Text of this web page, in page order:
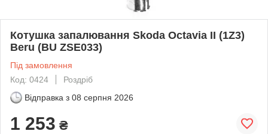
Котушка запалювання Skoda Octavia II (1Z3)
Beru (BU ZSE033)
Під замовлення
Код: 0424
Роздріб
Відправка з 08 серпня 2026
1 253 ₴